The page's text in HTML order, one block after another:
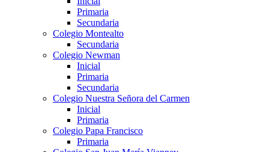
Primaria
Secundaria
Colegio Montealto
Secundaria
Colegio Newman
Inicial
Primaria
Secundaria
Colegio Nuestra Señora del Carmen
Inicial
Primaria
Colegio Papa Francisco
Primaria